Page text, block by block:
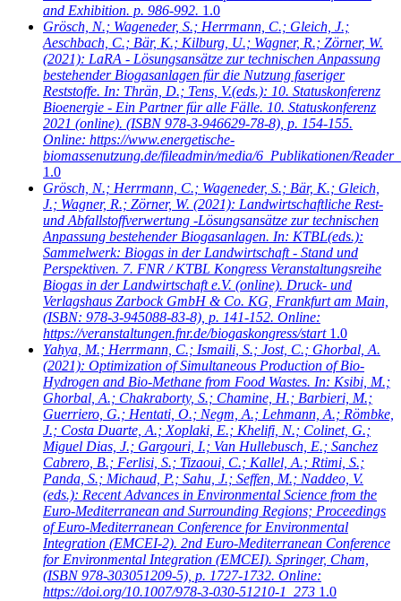
and Exhibition. p. 986-992. 1.0
Grösch, N.; Wageneder, S.; Herrmann, C.; Gleich, J.;
Aeschbach, C.; Bär, K.; Kilburg, U.; Wagner, R.; Zörner, W.
(2021): LaRA - Lösungsansätze zur technischen Anpassung
bestehender Biogasanlagen für die Nutzung faseriger
Reststoffe. In: Thrän, D.; Tens, V.(eds.): 10. Statuskonferenz
Bioenergie - Ein Partner für alle Fälle. 10. Statuskonferenz
2021 (online). (ISBN 978-3-946629-78-8), p. 154-155.
Online: https://www.energetische-
biomassenutzung.de/fileadmin/media/6_Publikationen/
1.0
Grösch, N.; Herrmann, C.; Wageneder, S.; Bär, K.; Gleich,
J.; Wagner, R.; Zörner, W. (2021): Landwirtschaftliche Rest-
und Abfallstoffverwertung -Lösungsansätze zur technischen
Anpassung bestehender Biogasanlagen. In: KTBL(eds.):
Sammelwerk: Biogas in der Landwirtschaft - Stand und
Perspektiven. 7. FNR / KTBL Kongress Veranstaltungsreihe
Biogas in der Landwirtschaft e.V. (online). Druck- und
Verlagshaus Zarbock GmbH & Co. KG, Frankfurt am Main,
(ISBN: 978-3-945088-83-8), p. 141-152. Online:
https://veranstaltungen.fnr.de/biogaskongress/start 1.0
Yahya, M.; Herrmann, C.; Ismaili, S.; Jost, C.; Ghorbal, A.
(2021): Optimization of Simultaneous Production of Bio-
Hydrogen and Bio-Methane from Food Wastes. In: Ksibi, M.;
Ghorbal, A.; Chakraborty, S.; Chamine, H.; Barbieri, M.;
Guerriero, G.; Hentati, O.; Negm, A.; Lehmann, A.; Römbke,
J.; Costa Duarte, A.; Xoplaki, E.; Khelifi, N.; Colinet, G.;
Miguel Dias, J.; Gargouri, I.; Van Hullebusch, E.; Sanchez
Cabrero, B.; Ferlisi, S.; Tizaoui, C.; Kallel, A.; Rtimi, S.;
Panda, S.; Michaud, P.; Sahu, J.; Seffen, M.; Naddeo, V.
(eds.): Recent Advances in Environmental Science from the
Euro-Mediterranean and Surrounding Regions; Proceedings
of Euro-Mediterranean Conference for Environmental
Integration (EMCEI-2). 2nd Euro-Mediterranean Conference
for Environmental Integration (EMCEI). Springer, Cham,
(ISBN 978-303051209-5), p. 1727-1732. Online:
https://doi.org/10.1007/978-3-030-51210-1_273 1.0